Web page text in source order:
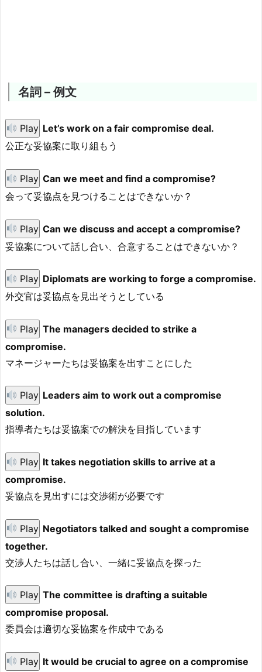
名詞 – 例文
Play Let’s work on a fair compromise deal.
公正な妥協案に取り組もう
Play Can we meet and find a compromise?
会って妥協点を見つけることはできないか？
Play Can we discuss and accept a compromise?
妥協案について話し合い、合意することはできないか？
Play Diplomats are working to forge a compromise.
外交官は妥協点を見出そうとしている
Play The managers decided to strike a
compromise.
マネージャーたちは妥協案を出すことにした
Play Leaders aim to work out a compromise
solution.
指導者たちは妥協案での解決を目指しています
Play It takes negotiation skills to arrive at a
compromise.
妥協点を見出すには交渉術が必要です
Play Negotiators talked and sought a compromise
together.
交渉人たちは話し合い、一緒に妥協点を探った
Play The committee is drafting a suitable
compromise proposal.
委員会は適切な妥協案を作成中である
Play It would be crucial to agree on a compromise